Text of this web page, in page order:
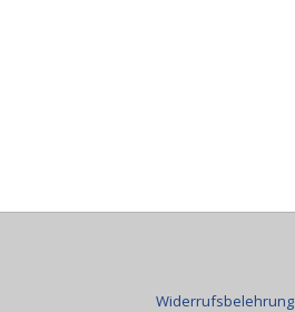
Widerrufsbelehrung